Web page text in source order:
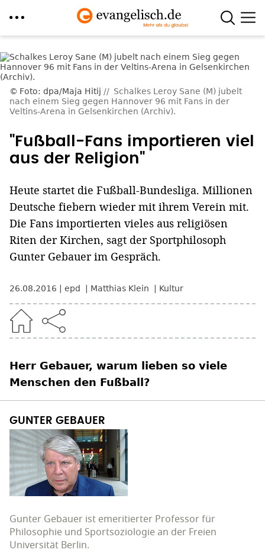
zum
Inhalt
Foto: dpa/Maja Hitij
Schalkes Leroy Sane (M) jubelt
nach einem Sieg gegen Hannover 96 mit Fans in der
Veltins-Arena in Gelsenkirchen (Archiv).
"Fußball-Fans importieren viel
aus der Religion"
Heute startet die Fußball-Bundesliga. Millionen
Deutsche fiebern wieder mit ihrem Verein mit.
Die Fans importierten vieles aus religiösen
Riten der Kirchen, sagt der Sportphilosoph
Gunter Gebauer im Gespräch.
26.08.2016 epd Matthias Klein Kultur
Herr Gebauer, warum lieben so viele
Menschen den Fußball?
GUNTER GEBAUER
Gunter Gebauer ist emeritierter Professor für
Philosophie und Sportsoziologie an der Freien
Universität Berlin.